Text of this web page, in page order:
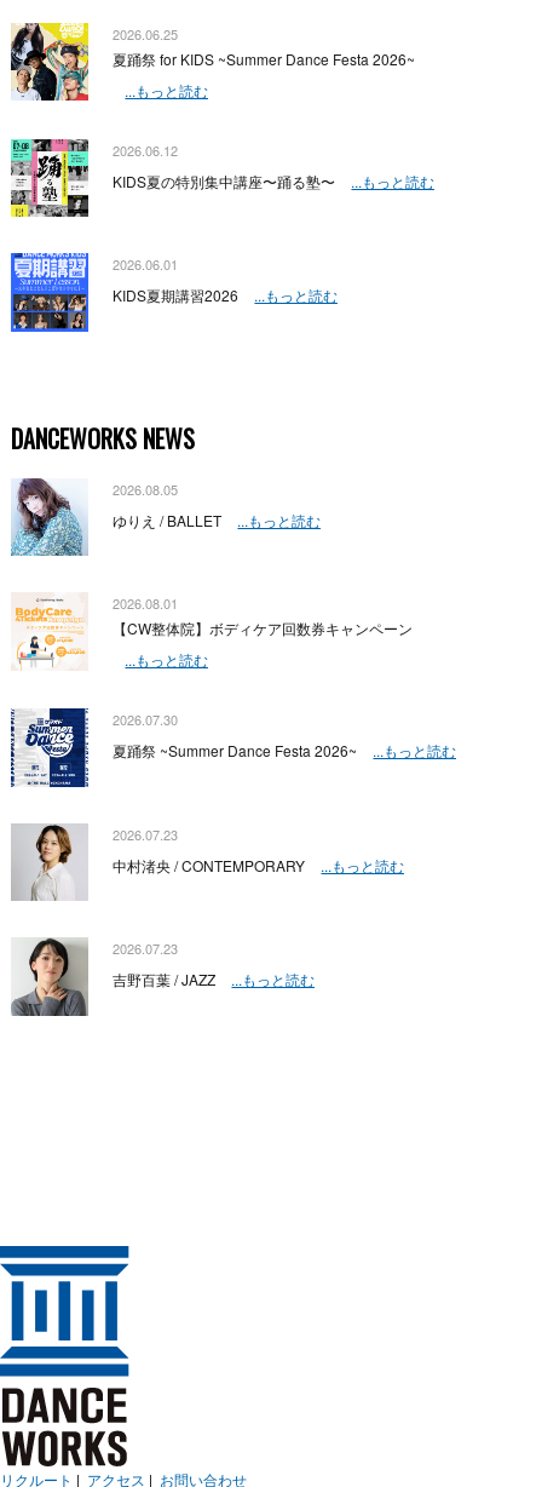
2026.06.25
夏踊祭 for KIDS ~Summer Dance Festa 2026~
...もっと読む
2026.06.12
KIDS夏の特別集中講座〜踊る塾〜 ...もっと読む
2026.06.01
KIDS夏期講習2026 ...もっと読む
DANCEWORKS NEWS
2026.08.05
ゆりえ / BALLET ...もっと読む
2026.08.01
【CW整体院】ボディケア回数券キャンペーン
...もっと読む
2026.07.30
夏踊祭 ~Summer Dance Festa 2026~ ...もっと読む
2026.07.23
中村渚央 / CONTEMPORARY ...もっと読む
2026.07.23
吉野百葉 / JAZZ ...もっと読む
リクルート | アクセス | お問い合わせ